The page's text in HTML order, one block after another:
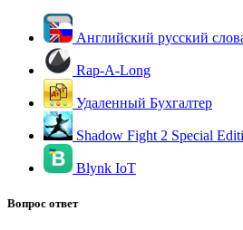
Английский русский
Rap-A-Long
Удаленный Бухгалтер
Shadow Fight 2 Special
Blynk IoT
Вопрос ответ